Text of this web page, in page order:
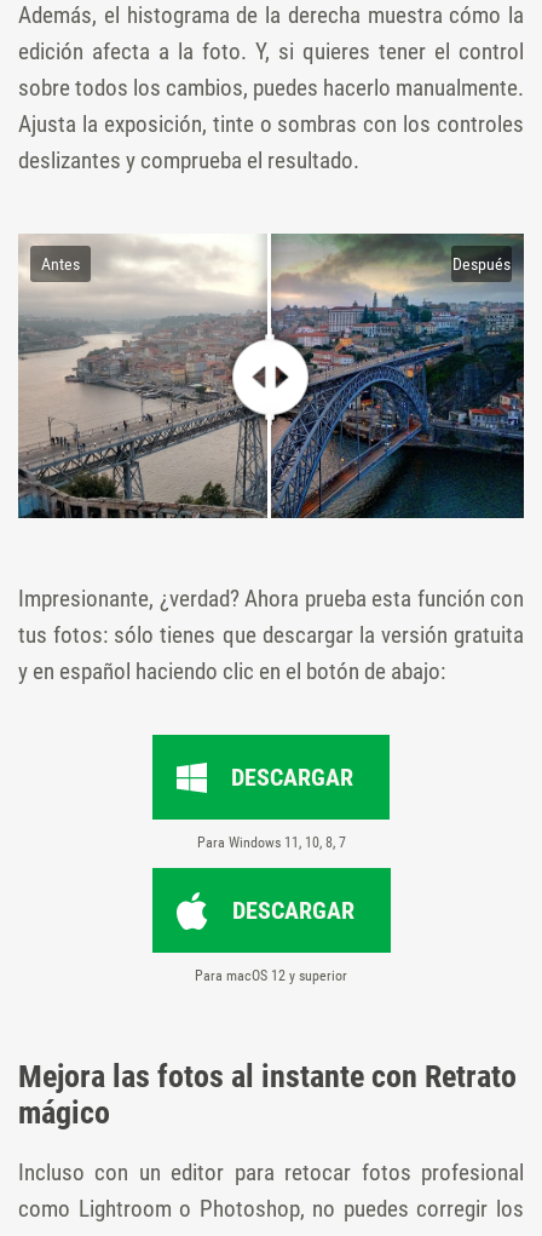
Además, el histograma de la derecha muestra cómo la
edición afecta a la foto. Y, si quieres tener el control
sobre todos los cambios, puedes hacerlo manualmente.
Ajusta la exposición, tinte o sombras con los controles
deslizantes y comprueba el resultado.
Antes Después
Impresionante, ¿verdad? Ahora prueba esta función con
tus fotos: sólo tienes que descargar la versión gratuita
y en español haciendo clic en el botón de abajo:
DESCARGAR
Para Windows 11, 10, 8, 7
DESCARGAR
Para macOS 12 y superior
Mejora las fotos al instante con Retrato
mágico
Incluso con un editor para retocar fotos profesional
como Lightroom o Photoshop, no puedes corregir los